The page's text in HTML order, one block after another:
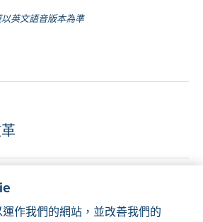
英文語音版本為準
房地產投資信託基金深具發展
作我們的網站，並改善我們的